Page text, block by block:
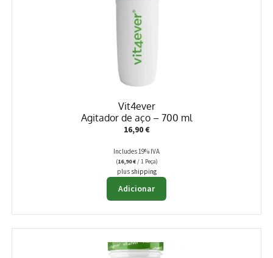
Vit4ever
Agitador de aço – 700 ml
16,90€
Includes 19% IVA
(16,90€/ 1 Peça)
plus shipping
Adicionar